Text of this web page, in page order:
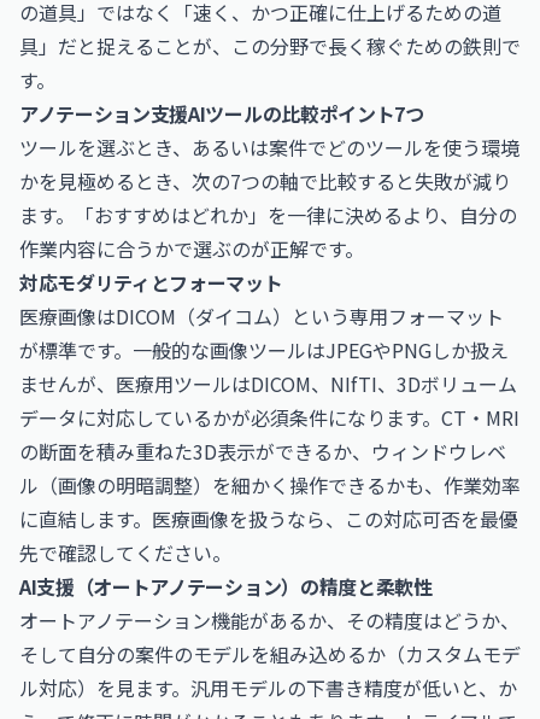
の道具」ではなく「速く、かつ正確に仕上げるための道
具」だと捉えることが、この分野で長く稼ぐための鉄則で
す。
アノテーション支援AIツールの比較ポイント7つ
ツールを選ぶとき、あるいは案件でどのツールを使う環境
かを見極めるとき、次の7つの軸で比較すると失敗が減り
ます。「おすすめはどれか」を一律に決めるより、自分の
作業内容に合うかで選ぶのが正解です。
対応モダリティとフォーマット
医療画像はDICOM（ダイコム）という専用フォーマット
が標準です。一般的な画像ツールはJPEGやPNGしか扱え
ませんが、医療用ツールはDICOM、NIfTI、3Dボリューム
データに対応しているかが必須条件になります。CT・MRI
の断面を積み重ねた3D表示ができるか、ウィンドウレベ
ル（画像の明暗調整）を細かく操作できるかも、作業効率
に直結します。医療画像を扱うなら、この対応可否を最優
先で確認してください。
AI支援（オートアノテーション）の精度と柔軟性
オートアノテーション機能があるか、その精度はどうか、
そして自分の案件のモデルを組み込めるか（カスタムモデ
ル対応）を見ます。汎用モデルの下書き精度が低いと、か